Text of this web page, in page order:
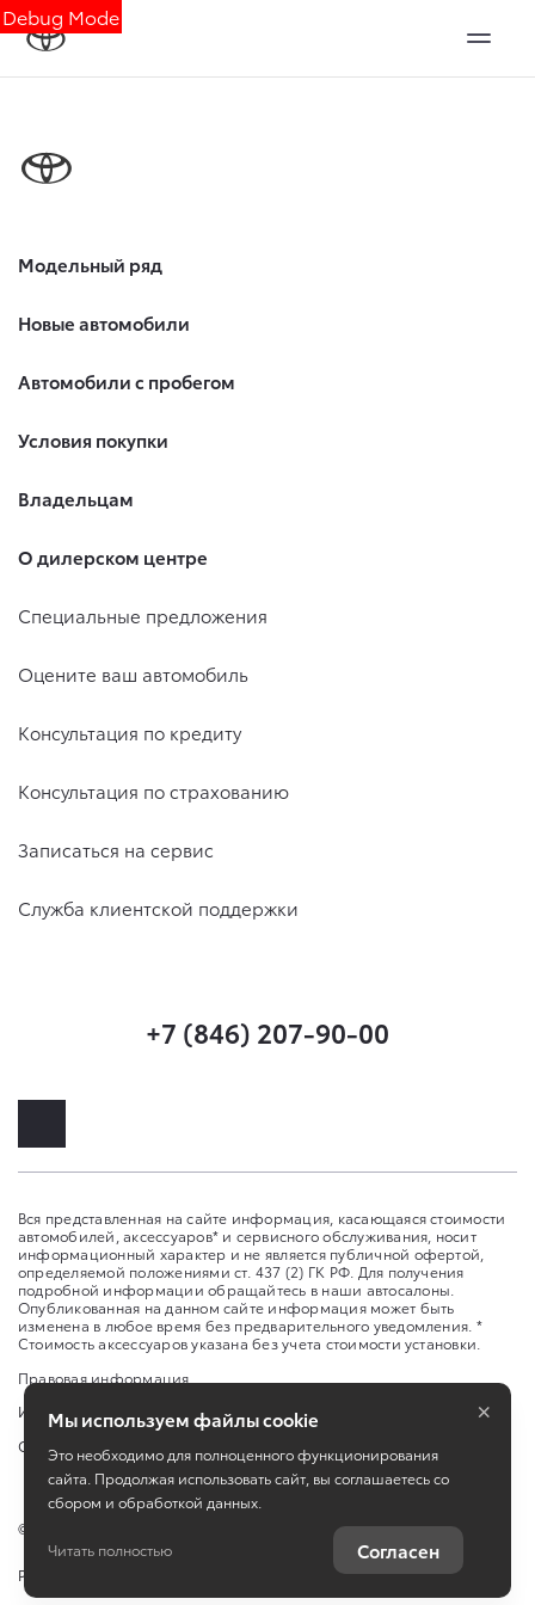
Debug Mode
Модельный ряд
Новые автомобили
Автомобили с пробегом
Условия покупки
Владельцам
О дилерском центре
Специальные предложения
Оцените ваш автомобиль
Консультация по кредиту
Консультация по страхованию
Записаться на сервис
Служба клиентской поддержки
+7 (846) 207-90-00
Вся представленная на сайте информация, касающаяся стоимости
автомобилей, аксессуаров* и сервисного обслуживания, носит
информационный характер и не является публичной офертой,
определяемой положениями ст. 437 (2) ГК РФ. Для получения
подробной информации обращайтесь в наши автосалоны.
Опубликованная на данном сайте информация может быть
изменена в любое время без предварительного уведомления. *
Стоимость аксессуаров указана без учета стоимости установки.
Правовая информация
Изменить настройку cookies
Сбросить cookie
©
Работает на технологиях
Мы используем файлы cookie
Это необходимо для полноценного функционирования
сайта. Продолжая использовать сайт, вы соглашаетесь со
сбором и обработкой данных.
Читать полностью Согласен
×